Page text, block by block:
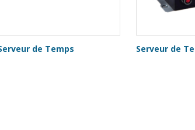
de Temps Serveur de